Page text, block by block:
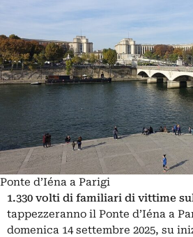
Ponte d’Iéna a Parigi
1.330 volti di familiari di vittime
tappezzeranno il Ponte d’Iéna a
domenica 14 settembre 2025, su